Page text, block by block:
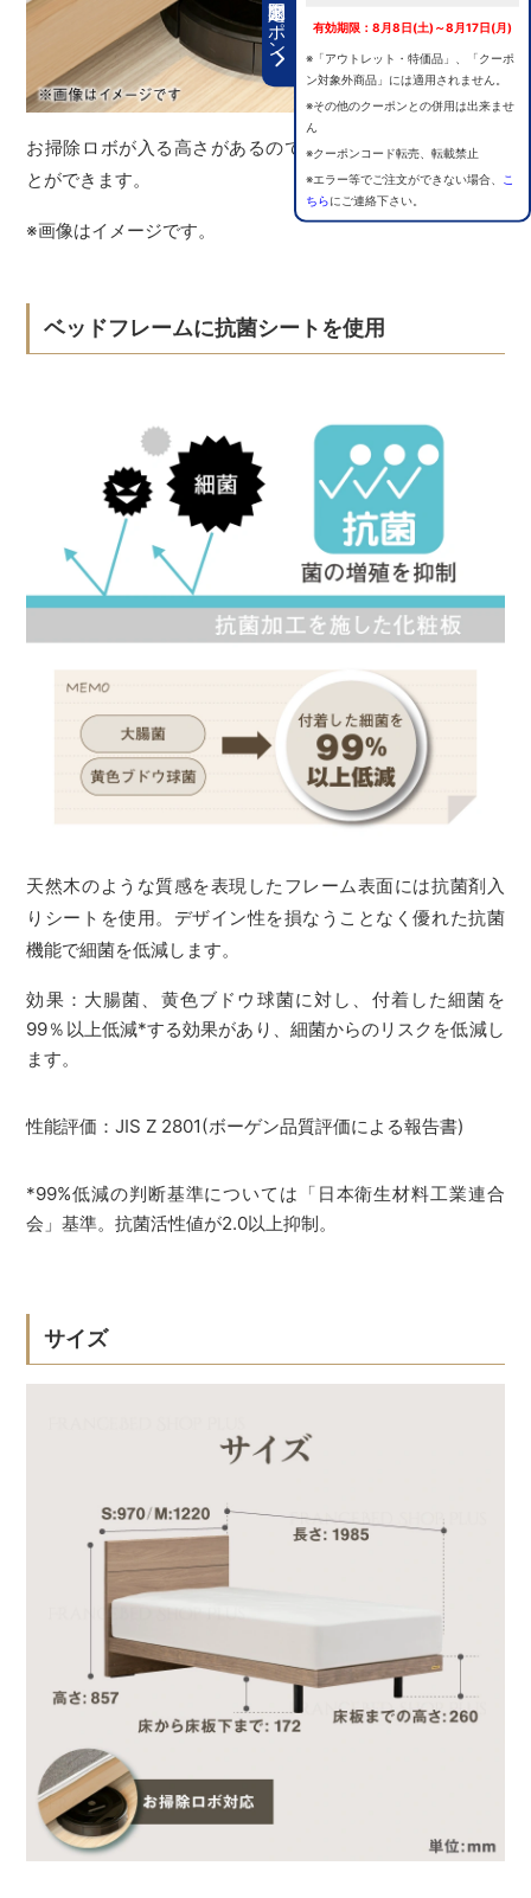
期間限定クーポン 有効期限：8月8日(土)～8月17日(月)
※「アウトレット・特価品」、「クーポ
ン対象外商品」には適用されません。
※その他のクーポンとの併用は出来ませ
ん
※クーポンコード転売、転載禁止
※エラー等でご注文ができない場合、
こ
ちらにご連絡下さい。
お掃除ロボが入る高さがあるので、お部屋を清潔に保つこ
とができます。
※画像はイメージです。
ベッドフレームに抗菌シートを使用
天然木のような質感を表現したフレーム表面には抗菌剤入
りシートを使用。デザイン性を損なうことなく優れた抗菌
機能で細菌を低減します。
効果：大腸菌、黄色ブドウ球菌に対し、付着した細菌を
99％以上低減*する効果があり、細菌からのリスクを低減し
ます。
性能評価：JIS Z 2801(ボーゲン品質評価による報告書)
*99%低減の判断基準については「日本衛生材料工業連合
会」基準。抗菌活性値が2.0以上抑制。
サイズ